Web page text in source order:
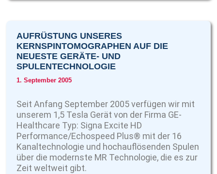
AUFRÜSTUNG UNSERES
KERNSPINTOMOGRAPHEN AUF DIE
NEUESTE GERÄTE- UND
SPULENTECHNOLOGIE
1. September 2005
Seit Anfang September 2005 verfügen wir mit
unserem 1,5 Tesla Gerät von der Firma GE-
Healthcare Typ: Signa Excite HD
Performance/Echospeed Plus® mit der 16
Kanaltechnologie und hochauflösenden Spulen
über die modernste MR Technologie, die es zur
Zeit weltweit gibt.